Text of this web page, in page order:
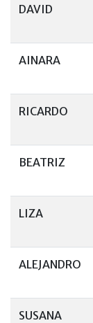
DAVID
AINARA
RICARDO
BEATRIZ
LIZA
ALEJANDRO
SUSANA